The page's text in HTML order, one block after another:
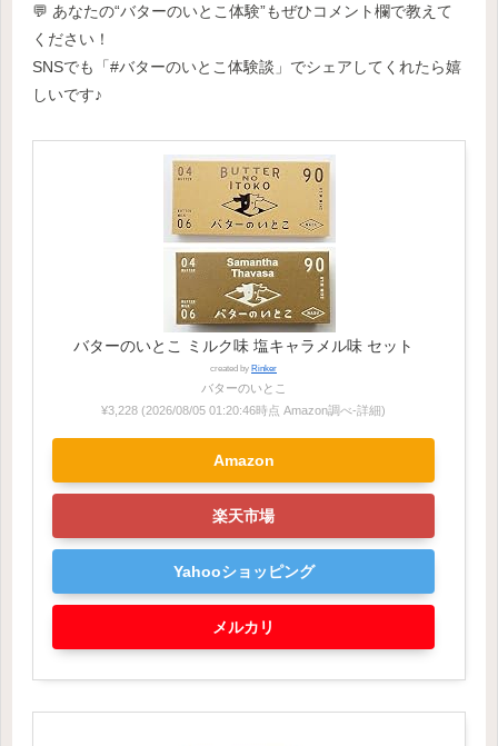
💬 あなたの“バターのいとこ体験”もぜひコメント欄で教えて
ください！
SNSでも「#バターのいとこ体験談」でシェアしてくれたら嬉
しいです♪
バターのいとこ ミルク味 塩キャラメル味 セット
created by Rinker
バターのいとこ
¥3,228 (2026/08/05 01:20:46時点 Amazon調べ-詳細)
Amazon
楽天市場
Yahooショッピング
メルカリ